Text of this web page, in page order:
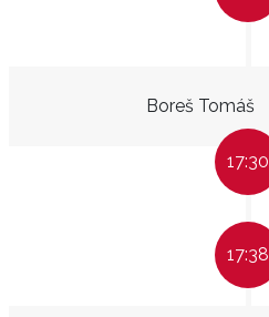
Boreš Tomáš
17:30
17:38